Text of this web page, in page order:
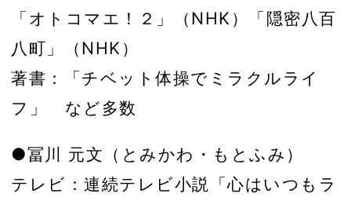
「オトコマエ！２」（NHK）「隠密八百
八町」（NHK）
著書：「チベット体操でミラクルライ
フ」 など多数
●冨川 元文（とみかわ・もとふみ）
テレビ：連続テレビ小説「心はいつもラ